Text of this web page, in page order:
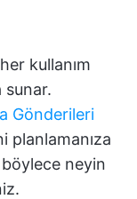
kullanım
sunar.
Gönderileri
planlamanıza
neyin